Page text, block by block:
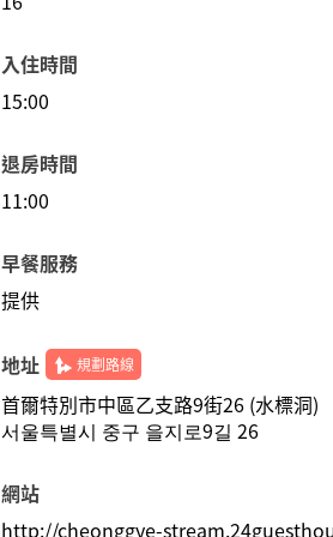
入住時間
15:00
退房時間
11:00
早餐服務
提供
地址 規劃路線
首爾特別市中區乙支路9街26 (水標洞)
서울특별시 중구 을지로9길 26
網站
http://cheonggye-